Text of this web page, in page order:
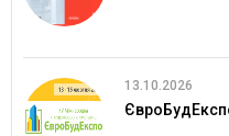
13.10.2026